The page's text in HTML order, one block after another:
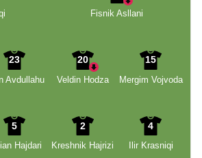
Fisnik Asllani
23
Avdullahu
20
Veldin Hodza
15
Mergim Vojvoda
5
Hajdari
2
Kreshnik Hajrizi
4
Ilir Krasniqi